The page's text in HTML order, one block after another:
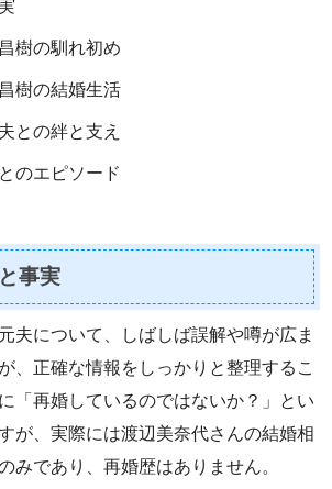
樹の馴れ初め
樹の結婚生活
との絆と支え
のエピソード
事実
夫について、しばしば誤解や噂が広ま
、正確な情報をしっかりと整理するこ
「再婚しているのではないか？」とい
が、実際には渡辺美奈代さんの結婚相
みであり、再婚歴はありません。